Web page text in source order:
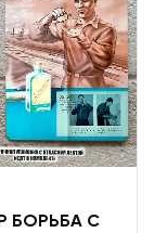
БОРЬБА С